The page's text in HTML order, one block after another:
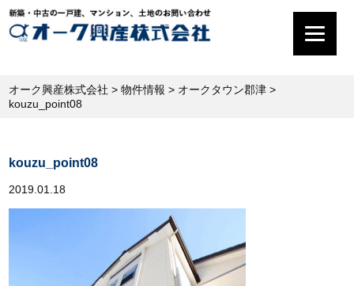
オーク興産株式会社 >物件情報 > オークタウン郡津 >
kouzu_point08
kouzu_point08
2019.01.18